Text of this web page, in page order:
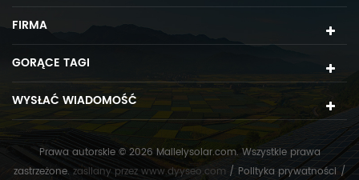
FIRMA
GORĄCE TAGI
WYSŁAĆ WIADOMOŚĆ
Prawa autorskie © 2026 Mailelysolar.com. Wszystkie prawa
zastrzeżone. zasilany przez www.dyyseo.com / Polityka prywatności /